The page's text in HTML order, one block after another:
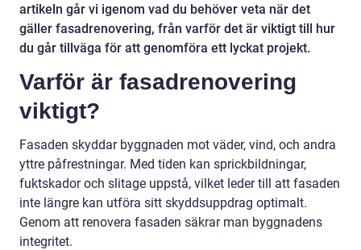
artikeln går vi igenom vad du behöver veta när det
gäller fasadrenovering, från varför det är viktigt till hur
du går tillväga för att genomföra ett lyckat projekt.
Varför är fasadrenovering
viktigt?
Fasaden skyddar byggnaden mot väder, vind, och andra
yttre påfrestningar. Med tiden kan sprickbildningar,
fuktskador och slitage uppstå, vilket leder till att fasaden
inte längre kan utföra sitt skyddsuppdrag optimalt.
Genom att renovera fasaden säkrar man byggnadens
integritet.